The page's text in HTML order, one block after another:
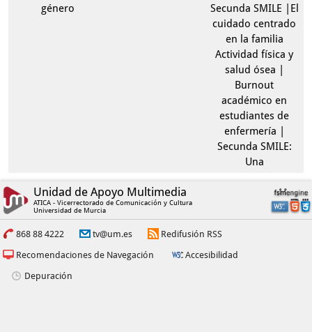
género
Secunda SMILE |El
cuidado centrado
en la familia
Actividad física y
salud ósea |
Burnout
académico en
estudiantes de
enfermería |
Secunda SMILE:
Una
Unidad de Apoyo Multimedia
ATICA - Vicerrectorado de Comunicación y Cultura
Universidad de Murcia
868 88 4222 tv@um.es
Redifusión RSS
Recomendaciones de Navegación
Accesibilidad
Depuración